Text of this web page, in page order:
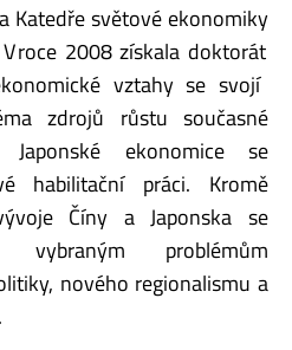
Katedře světové ekonomiky
Vroce 2008 získala doktorát
vztahysesvojí
zdrojů růstu současné
Japonské ekonomice se
habilitační práci. Kromě
Číny a Japonska se
vybraným problémům
nového regionalismu a